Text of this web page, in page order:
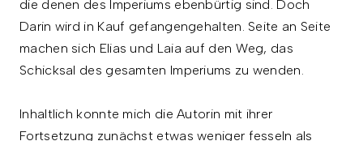
die denen des Imperiums ebenbürtig sind. Doch
Darin wird in Kauf gefangengehalten. Seite an Seite
machen sich Elias und Laia auf den Weg, das
Schicksal des gesamten Imperiums zu wenden.
Inhaltlich konnte mich die Autorin mit ihrer
Fortsetzung zunächst etwas weniger fesseln als